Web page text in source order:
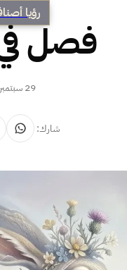
رؤيا
فصل في
29 سبتمبر، 2019
شارك: